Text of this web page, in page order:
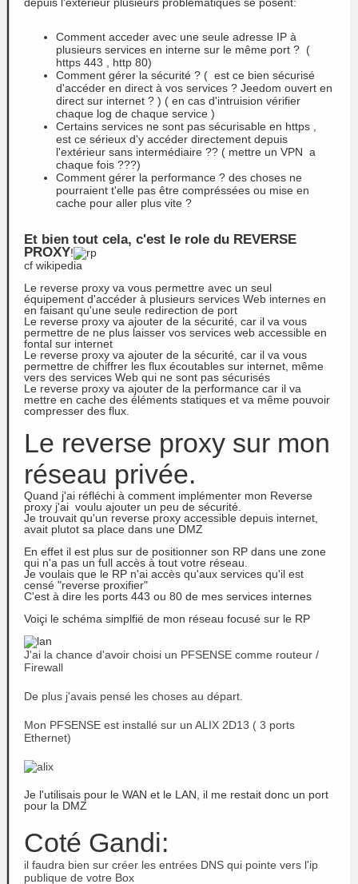
Comment acceder avec une seule adresse IP à
plusieurs services en interne sur le même port ? (
https 443 , http 80)
Comment gérer la sécurité ? ( est ce bien sécurisé
d'accéder en direct à vos services ? Jeedom ouvert en
direct sur internet ? ) ( en cas d'intruision vérifier
chaque log de chaque service )
Certains services ne sont pas sécurisable en https ,
est ce sérieux d'y accéder directement depuis
l'extérieur sans intermédiaire ?? ( mettre un VPN a
chaque fois ???)
Comment gérer la performance ? des choses ne
pourraient t'elle pas être compréssées ou mise en
cache pour aller plus vite ?
Et bien tout cela, c'est le role du REVERSE
PROXY!
cf wikipedia
Le reverse proxy va vous permettre avec un seul
équipement d'accéder à plusieurs services Web internes en
en faisant qu'une seule redirection de port
Le reverse proxy va ajouter de la sécurité, car il va vous
permettre de ne plus laisser vos services web accessible en
fontal sur internet
Le reverse proxy va ajouter de la sécurité, car il va vous
permettre de chiffrer les flux écoutables sur internet, même
vers des services Web qui ne sont pas sécurisés
Le reverse proxy va ajouter de la performance car il va
mettre en cache des éléments statiques et va même pouvoir
compresser des flux.
Le reverse proxy sur mon
réseau privée.
Quand j'ai réfléchi à comment implémenter mon Reverse
proxy j'ai voulu ajouter un peu de sécurité.
Je trouvait qu'un reverse proxy accessible depuis internet,
avait plutot sa place dans une DMZ
En effet il est plus sur de positionner son RP dans une zone
qui n'a pas un full accès à tout votre réseau.
Je voulais que le RP n'ai accès qu'aux services qu'il est
censé "reverse proxifier"
C'est à dire les ports 443 ou 80 de mes services internes
Voiçi le schéma simplfié de mon réseau focusé sur le RP
J'ai la chance d'avoir choisi un PFSENSE comme routeur /
Firewall
De plus j'avais pensé les choses au départ.
Mon PFSENSE est installé sur un ALIX 2D13 ( 3 ports
Ethernet)
Je l'utilisais pour le WAN et le LAN, il me restait donc un port
pour la DMZ
Coté Gandi:
il faudra bien sur créer les entrées DNS qui pointe vers l'ip
publique de votre Box